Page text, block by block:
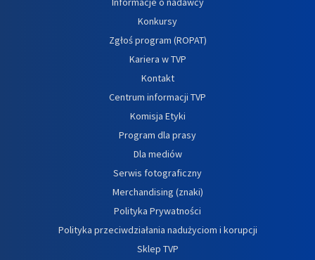
Konkursy
Zgłoś program (ROPAT)
Kariera w TVP
Kontakt
Centrum informacji TVP
Komisja Etyki
Program dla prasy
Dla mediów
Serwis fotograficzny
Merchandising (znaki)
Polityka Prywatności
Polityka przeciwdziałania nadużyciom i korupcji
Sklep TVP